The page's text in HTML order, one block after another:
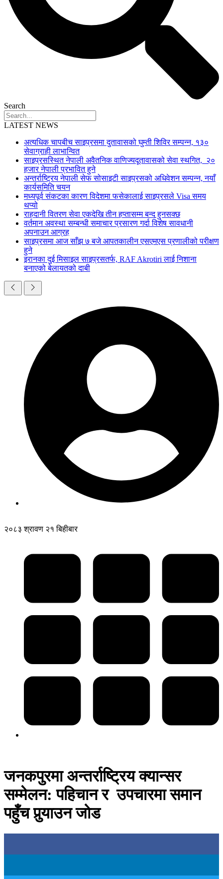
Search
LATEST NEWS
अत्यधिक चापबीच साइप्रसमा दुतावासको घुम्ती शिविर सम्पन्न, १३०
सेवाग्राही लाभान्वित
साइप्रसस्थित नेपाली अवैतनिक वाणिज्यदूतावासको सेवा स्थगित, २०
हजार नेपाली प्रभावित हुने
अन्तर्राष्ट्रिय नेपाली सेफ सोसाइटी साइप्रसको अधिवेशन सम्पन्न, नयाँ
कार्यसमिति चयन
मध्यपूर्व संकटका कारण विदेशमा फसेकालाई साइप्रसले Visa समय
थप्यो
राहदानी वितरण सेवा एकदेखि तीन हप्तासम्म बन्द हुनसक्छ
वर्तमान अवस्था सम्बन्धी समाचार प्रसारण गर्दा विशेष सावधानी
अपनाउन आग्रह
साइप्रसमा आज साँझ ७ बजे आपतकालीन एसएमएस प्रणालीको परीक्षण
हुने
इरानका दुई मिसाइल साइप्रसतर्फ, RAF Akrotiri लाई निशाना
बनाएको बेलायतको दाबी
२०८३ श्रावण २१ बिहीबार
जनकपुरमा अन्तर्राष्ट्रिय क्यान्सर
सम्मेलन: पहिचान र उपचारमा समान
पहुँच पुर्‍याउन जोड